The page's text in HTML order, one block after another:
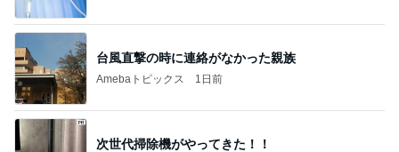
台風直撃の時に連絡がなかった親族
Amebaトピックス 1日前
次世代掃除機がやってきた！！